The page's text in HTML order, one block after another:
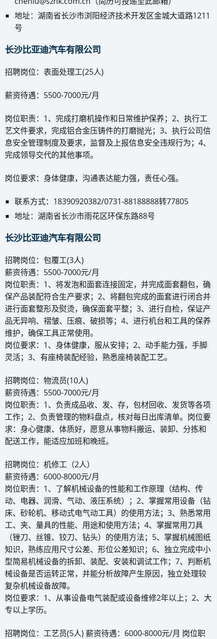
地址：湖南省长沙市浏阳经济技术开发区金城大道路1211
号
长沙比亚迪汽车有限公司
招聘岗位：表面处理工(25人)
薪资待遇：5500-7000元/月
岗位职责：1、完成打磨机操作和日常维护保养；2、执行工
艺文件要求，完成铝合金压铸件的打磨抛光；3、执行公司信
息安全管理制度及要求，监督及上报信息安全违规行为；4、
完成领导交代的其他事项。
岗位要求：身体健康，沟通表达能力强，责任心强。
联系方式：18390920382/0731-88188888转77805
地址：湖南省长沙市雨花区环保东路88号
长沙比亚迪汽车有限公司
招聘岗位：包覆工(3人)
薪资待遇：5500-7000元/月
岗位职责：1、将发泡和面套连接固定，并完成面套翻包，确
保产品装配符合生产要求；2、将翻包完成的面套进行闭合并
进行面套整形及熨烫，确保面套平整；3、进行自检，保证产
品无异响、褶皱、压痕、破损等；4、进行机台和工具的保养
维护，确保工具正常使用。
岗位要求：1、身体健康，服从安排；2、动手能力强，手脚
灵活；3、有座椅装配经验，熟悉座椅装配工艺。
招聘岗位：物流员(10人)
薪资待遇：5500-7000元/月
岗位职责：1、负责成品收、发、存，包材回收、发货等各项
工作；2、负责管理的物料盘点，核对每日出库清单。岗位要
求：身心健康、体质好，愿意从事物料搬运、装卸、分拣和
配送工作，能适应加班和晚班。
招聘岗位：机修工（2人）
薪资待遇：6000-8000元/月
岗位职责：1、了解机械设备的性能和工作原理（结构、传
动、电器、润滑、气动、液压系统）；2、掌握常用设备（钻
床、砂轮机、移动式电气动工具）的使用方法；3、熟悉常用
工、夹、量具的性能、用途和使用方法；4、掌握常用刀具
（锉刀、丝锥、铰刀、钻头）的使用方法；5、掌握机械图纸
知识，熟练应用尺寸公差、形位公差知识；6、独立完成中小
型简易机械设备的拆卸、装配、安装和调试工作；7、判断机
械设备是否运转正常，并能分析故障产生原因，独立处理较
复杂机械设备故障。
岗位要求：1、从事设备电气装配或设备维修2年以上；2、大
专以上学历。
招聘岗位：工艺员(5人) 薪资待遇：6000-8000元/月 岗位职